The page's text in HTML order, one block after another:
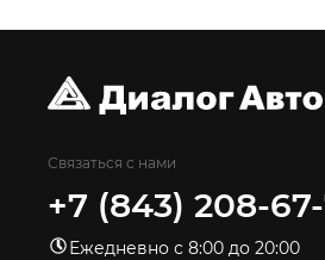
Связаться с нами
+7 (843) 208-
Ежедневно с 8:00 до 20:00